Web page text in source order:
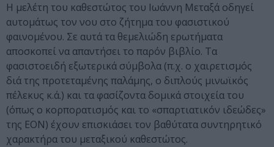
Η μελέτη του καθεστώτος του Ιωάννη Μεταξά οδηγεί
αυτομάτως τον νου στο ζήτημα του φασιστικού
φαινομένου. Σε αυτά τα θεμελιώδη ερωτήματα
αποσκοπεί να απαντήσει το παρόν βιβλίο. Τα
φασιστοειδή εξωτερικά σύμβολα (π.χ. ο χαιρετισμός
διά της προτεταμένης παλάμης, ο διπλούς μινωϊκός
πέλεκυς κ.ά.) και τα φασίζοντα δομικά στοιχεία του
(όπως ο κορπορατισμός και το «σπαρτιατικόν ιδεώδες»
της ΕΟΝ) έχουν επισκιάσει τον βαθύτατα συντηρητικό
χαρακτήρα του μεταξικού καθεστώτος.